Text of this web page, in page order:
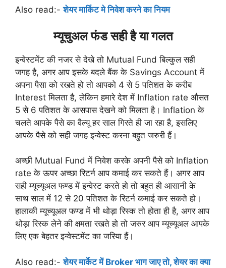
Also read:-शेयर मार्किट मे निवेश करने का नियम
म्यूचुअल फंड सही है या गलत
इन्वेस्टमेंट की नजर से देखे तो Mutual Fund बिल्कुल सही
जगह है, अगर आप इसके बदले बैंक के Savings Account में
अपना पैसा को रखते हो तो आपको 4 से 5 पतिशत के करीब
Interest मिलता है, लेकिन हमारे देश में Inflation rate औसत
5 से 6 पतिशत के आसपास देखने को मिलता है। Inflation के
चलते आपके पैसे का वैल्यू हर साल गिरते ही जा रहा है, इसलिए
आपके पैसे को सही जगह इन्वेस्ट करना बहुत जरुरी हैं।
अच्छी Mutual Fund में निवेश करके अपनी पैसे को Inflation
rate के ऊपर अच्छा रिटर्न आप कमाई कर सकते हैं। अगर आप
सही म्यूच्यूअल फण्ड में इन्वेस्ट करते हो तो बहुत ही आसानी के
साथ साल में 12 से 20 पतिशत के रिटर्न कमाई कर सकते हो।
हालाकी म्यूच्यूअल फण्ड में भी थोड़ा रिस्क तो होता ही है, अगर आप
थोड़ा रिस्क लेने की क्षमता रखते हो तो जरुर आप म्यूच्यूअल आपके
लिए एक बेहतर इन्वेस्टमेंट का जरिया हैं।
Also read:-शेयर मार्केट में Broker भाग जाए तो, शेयर का क्या